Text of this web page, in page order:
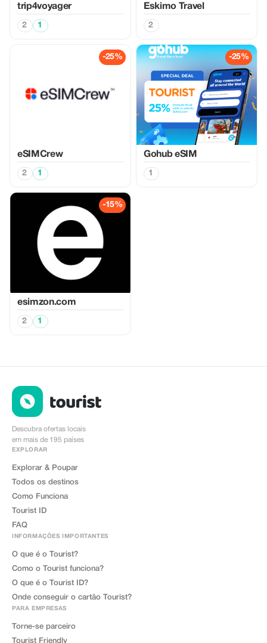
trip4voyager
2 1
Eskimo Travel
2
-25%
eSIMCrew
2 1
-25%
Gohub eSIM
1
-15%
esimzon.com
2 1
Descubra ofertas locais
em mais de 195 países
EXPLORAR
Explorar & Poupar
Todos os destinos
Como Funciona
Tourist ID
FAQ
INFORMAÇÕES IMPORTANTES
O que é o Tourist?
Como o Tourist funciona?
O que é o Tourist ID?
Onde conseguir o cartão Tourist?
PARA EMPRESAS
Torne-se parceiro
Tourist Friendly